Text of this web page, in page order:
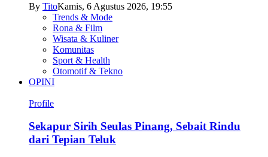
By TitoKamis, 6 Agustus 2026, 19:55
Trends & Mode
Rona & Film
Wisata & Kuliner
Komunitas
Sport & Health
Otomotif & Tekno
OPINI
Profile
Sekapur Sirih Seulas Pinang, Sebait Rindu
dari Tepian Teluk